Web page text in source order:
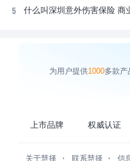
为用户提供1000多款产
上市品牌 权威认证
关于慧择 联系慧择 信